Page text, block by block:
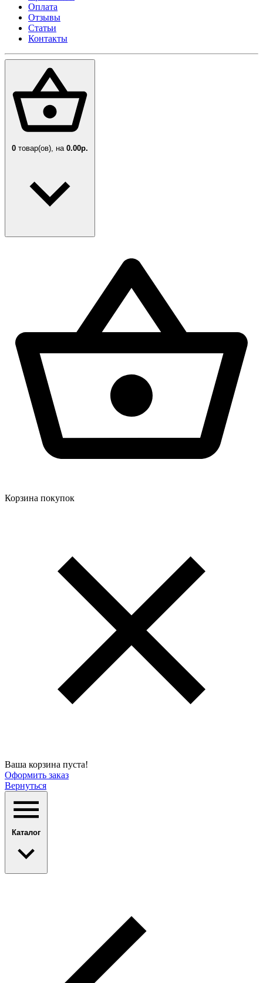
Оплата
Отзывы
Статьи
Контакты
0 товар(ов), на 0.00р.
Корзина покупок
Ваша корзина пуста!
Оформить заказ
Вернуться
Каталог